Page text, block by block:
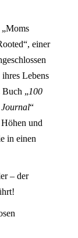
einer
Lebens
Buch „100
“
und
in einen
– der